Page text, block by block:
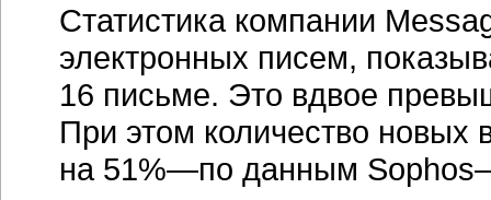
Статистика компании
электронных писем,
16 письме. Это вдвое
При этом количество новых
на 51%—по данным